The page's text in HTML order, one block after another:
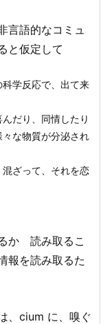
語的なコミュ
と仮定して
学反応で、出て来
だり、同情したり
な物質が分泌され
ざって、それを恋
か 読み取るこ
報を読み取るた
cium に、嗅ぐ